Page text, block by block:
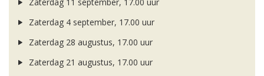
Zaterdag 11 september, 17.00 uur
Zaterdag 4 september, 17.00 uur
Zaterdag 28 augustus, 17.00 uur
Zaterdag 21 augustus, 17.00 uur